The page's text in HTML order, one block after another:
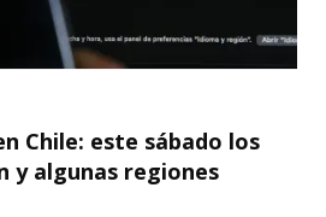
Chile: este sábado los
y algunas regiones